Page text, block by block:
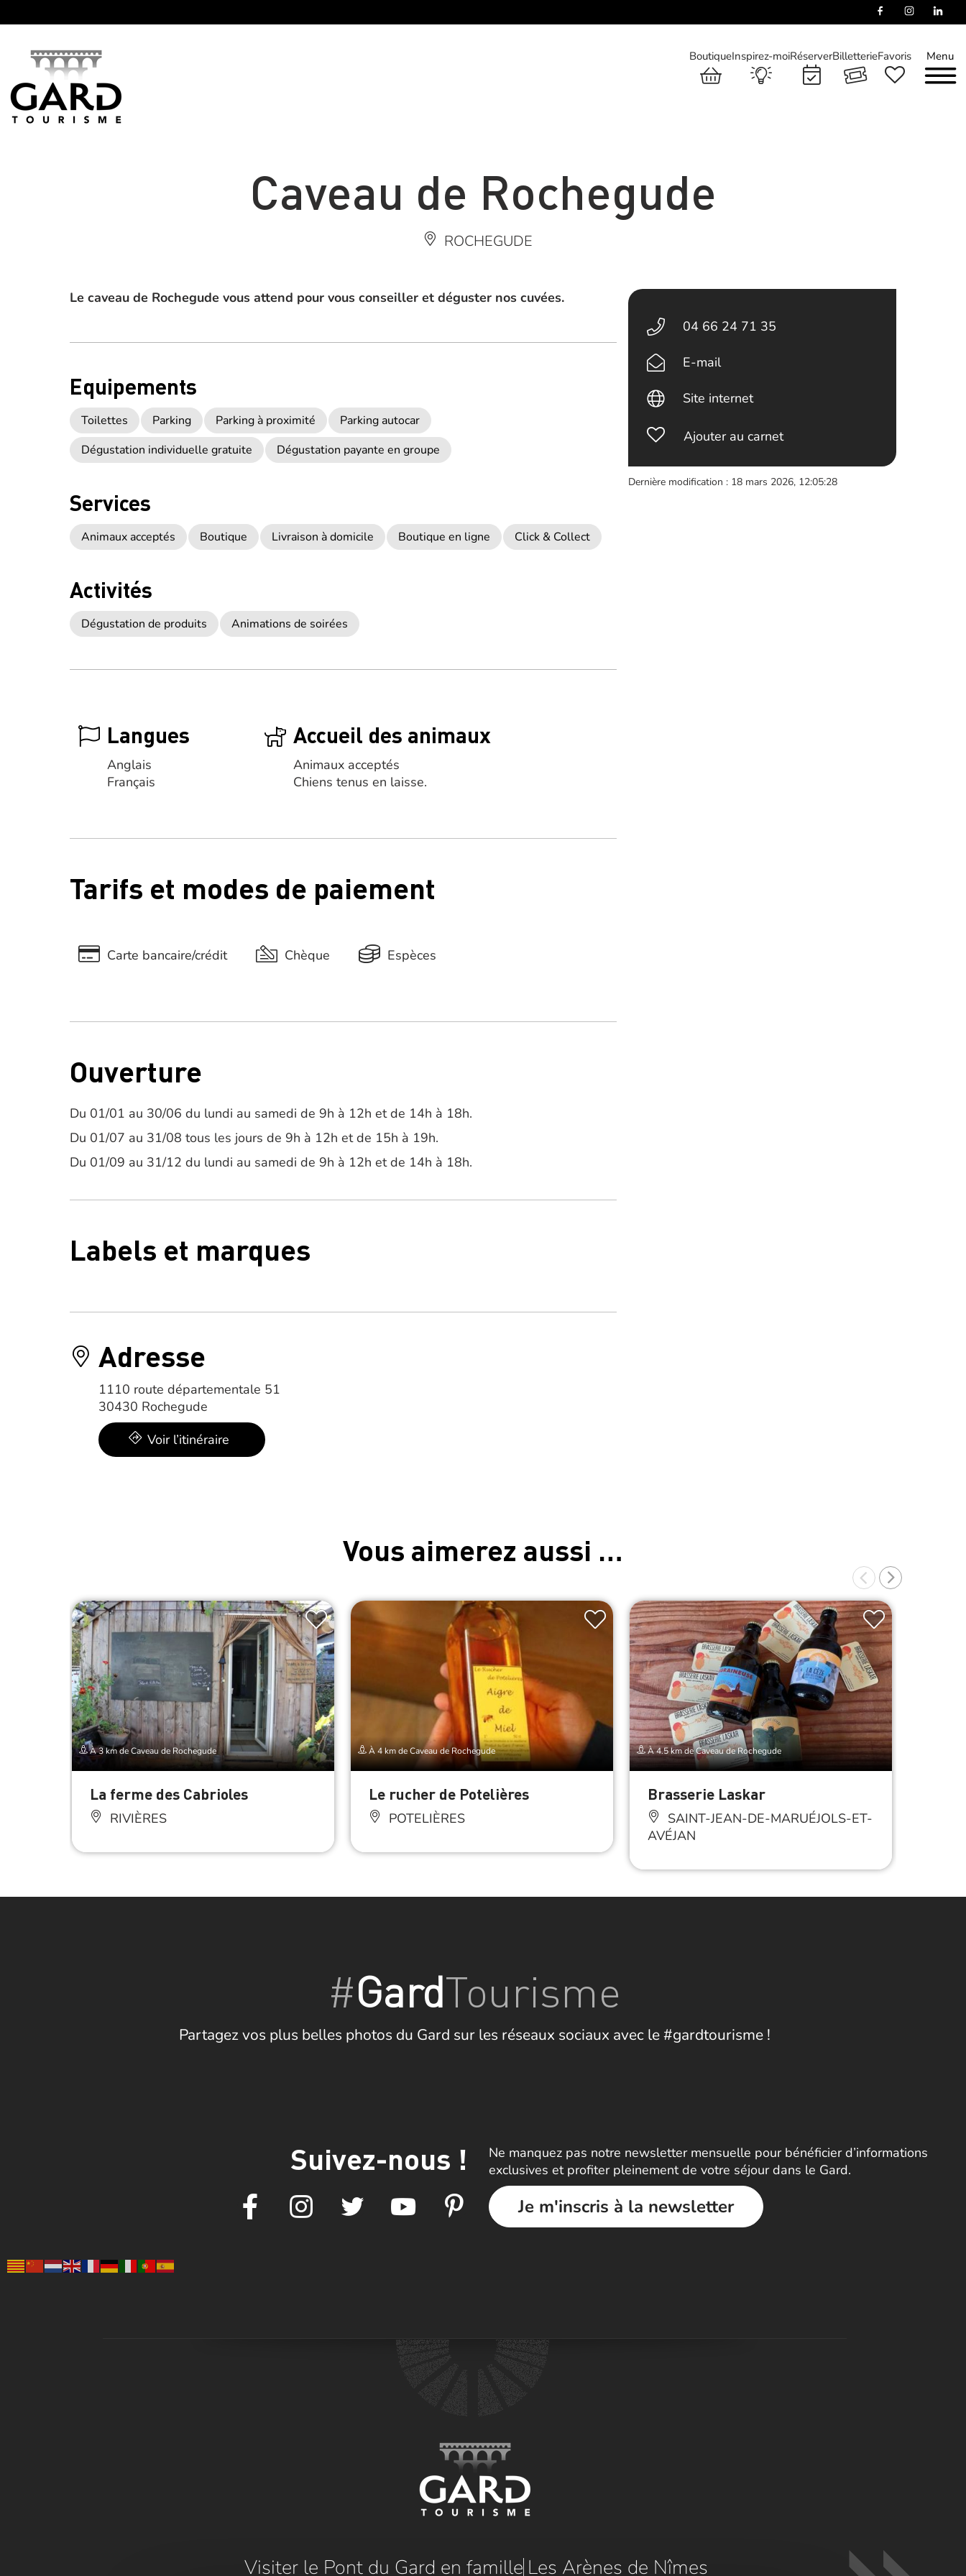
Menu
BoutiqueInspirez-moiRéserverBilletterieFavoris
Caveau de Rochegude
ROCHEGUDE
Le caveau de Rochegude vous attend pour vous conseiller et déguster nos cuvées.
Equipements
Toilettes Parking Parking à proximité
Parking autocar
Dégustation individuelle gratuite
Dégustation payante en groupe
Services
Animaux acceptés Boutique Livraison à domicile Boutique en ligne Click & Collect
Activités
Dégustation de produits Animations de soirées
Langues
Anglais
Français
Accueil des animaux
Animaux acceptés
Chiens tenus en laisse.
Tarifs et modes de paiement
Carte bancaire/crédit Chèque Espèces
Ouverture
Du 01/01 au 30/06 du lundi au samedi de 9h à 12h et de 14h à 18h.
Du 01/07 au 31/08 tous les jours de 9h à 12h et de 15h à 19h.
Du 01/09 au 31/12 du lundi au samedi de 9h à 12h et de 14h à 18h.
Labels et marques
Adresse
1110 route départementale 51
30430 Rochegude
Voir l’itinéraire
04 66 24 71 35
E-mail
Site internet
Ajouter au carnet
Dernière modification : 18 mars 2026, 12:05:28
Vous aimerez aussi …
À 3 km de Caveau de Rochegude
La ferme des Cabrioles
RIVIÈRES
À 4 km de Caveau de Rochegude
Le rucher de Potelières
POTELIÈRES
À 4.5 km de Caveau de Rochegude
Brasserie Laskar
SAINT-JEAN-DE-MARUÉJOLS-ET-
AVÉJAN
#GardTourisme
Partagez vos plus belles photos du Gard sur les réseaux sociaux avec le #gardtourisme !
Suivez-nous !
Ne manquez pas notre newsletter mensuelle pour bénéficier d’informations
exclusives et profiter pleinement de votre séjour dans le Gard.
Je m'inscris à la newsletter
Visiter le Pont du Gard en famille Les Arènes de Nîmes